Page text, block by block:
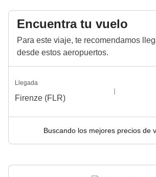
Encuentra tu vuelo
Para este viaje, te recomendamos
desde estos aeropuertos.
Llegada
Firenze (FLR)
Buscando los mejores precios de